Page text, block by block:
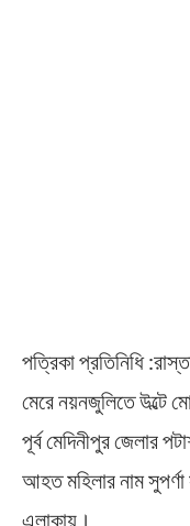
পত্রিকা প্রতিনিধি
মেরে নয়নজুলিতে উল্টে
পূর্ব মেদিনীপুর জেলার
আহত মহিলার নাম
এলাকায়।